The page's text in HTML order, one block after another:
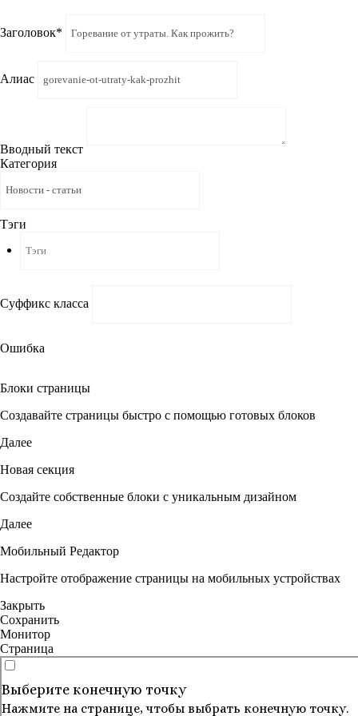
Заголовок*
Алиас
Вводный текст
Категория
Тэги
Суффикс класса
Ошибка
Блоки страницы
Создавайте страницы быстро с помощью готовых блоков
Далее
Новая секция
Создайте собственные блоки с уникальным дизайном
Далее
Мобильный Редактор
Настройте отображение страницы на мобильных устройствах
Закрыть
Сохранить
Монитор
Страница